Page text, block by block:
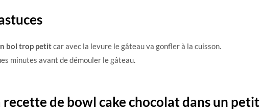
bol trop petitcar avec la levure le gâteau va gonfler à la cuisson.
minutes avant de démouler le gâteau.
de bowl cake chocolat dans un petit